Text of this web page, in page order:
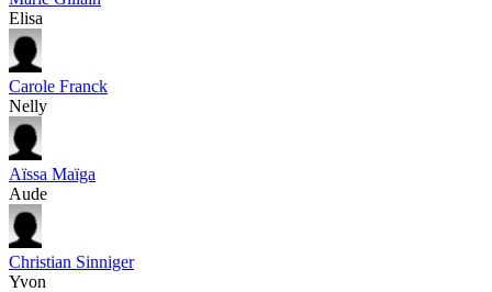
Elisa
Carole Franck
Nelly
Aïssa Maïga
Aude
Christian Sinniger
Yvon